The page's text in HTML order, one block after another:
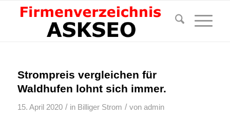
Strompreis vergleichen für
Waldhufen lohnt sich immer.
15. April 2020 / in Billiger Strom / von admin